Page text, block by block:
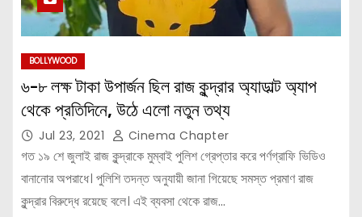
BOLLYWOOD
৬-৮ লক্ষ টাকা উপার্জন ছিল রাজ কুন্দ্রার অ্যাডাল্ট অ্যাপ
থেকে প্রতিদিনে, উঠে এলো নতুন তথ্য
Jul 23, 2021 Cinema Chapter
গত ১৯ শে জুলাই রাজ কুন্দ্রাকে মুম্বাই পুলিশ গ্রেপ্তার করে পর্ণগ্রাফি ভিডিও
বানানোর অপরাধে। পুলিশি তদন্ত অনুযায়ী জানা গিয়েছে সমস্ত প্রমাণ রাজ
কুন্দ্রার বিরুদ্ধে রয়েছে বলে। এই ব্যবসা থেকে রাজ…